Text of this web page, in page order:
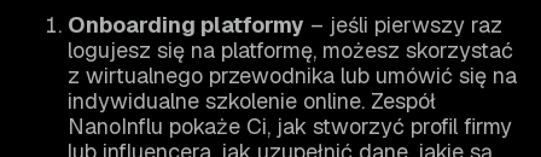
Onboarding platformy – jeśli pierwszy raz
logujesz się na platformę, możesz skorzystać
z wirtualnego przewodnika lub umówić się na
indywidualne szkolenie online. Zespół
NanoInflu pokaże Ci, jak stworzyć profil firmy
lub influencera, jak uzupełnić dane, jakie są